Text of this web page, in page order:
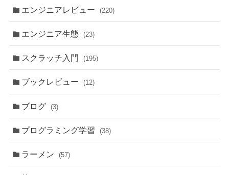
エンジニアレビュー (220)
エンジニア生態 (23)
スクラッチ入門 (195)
ブックレビュー (12)
ブログ (3)
プログラミング学習 (38)
ラーメン (57)